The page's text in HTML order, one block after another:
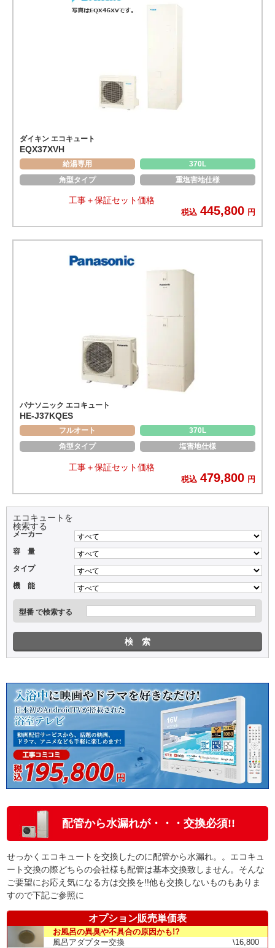
ダイキン エコキュート
EQX37XVH
給湯専用
370L
角型タイプ
重塩害地仕様
工事＋保証セット価格
税込 445,800 円
パナソニック エコキュート
HE-J37KQES
フルオート
370L
角型タイプ
塩害地仕様
工事＋保証セット価格
税込 479,800 円
エコキュートを
検索する
メーカー
容 量
タイプ
機 能
型番 で検索する
配管から水漏れが・・・交換必須!!
せっかくエコキュートを交換したのに配管から水漏れ。。エコキュ
ート交換の際どちらの会社様も配管は基本交換致しません。そんな
ご要望にお応え気になる方は交換を!!他も交換しないものもありま
すので下記ご参照に
オプション販売単価表
お風呂の異臭や不具合の原因かも!?
風呂アダプター交換
\16,800